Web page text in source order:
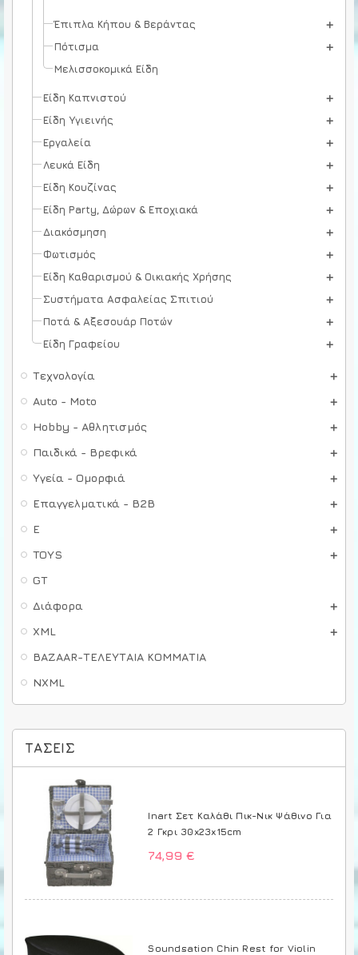
Έπιπλα Κήπου & Βεράντας
Πότισμα
Μελισσοκομικά Είδη
Είδη Καπνιστού
Είδη Υγιεινής
Εργαλεία
Λευκά Είδη
Είδη Κουζίνας
Είδη Party, Δώρων & Εποχιακά
Διακόσμηση
Φωτισμός
Είδη Καθαρισμού & Οικιακής Χρήσης
Συστήματα Ασφαλείας Σπιτιού
Ποτά & Αξεσουάρ Ποτών
Είδη Γραφείου
Τεχνολογία
Auto - Moto
Hobby - Αθλητισμός
Παιδικά - Βρεφικά
Υγεία - Ομορφιά
Επαγγελματικά - B2B
E
TOYS
GT
Διάφορα
XML
BAZAAR-ΤΕΛΕΥΤΑΙΑ ΚΟΜΜΑΤΙΑ
NXML
ΤΆΣΕΙΣ
Inart Σετ Καλάθι Πικ-Νικ Ψάθινο Για
2 Γκρι 30x23x15cm
74,99 €
Soundsation Chin Rest for Violin